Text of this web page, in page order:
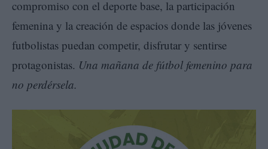
compromiso con el deporte base, la participación
femenina y la creación de espacios donde las jóvenes
futbolistas puedan competir, disfrutar y sentirse
protagonistas. Una mañana de fútbol femenino para
no perdérsela.